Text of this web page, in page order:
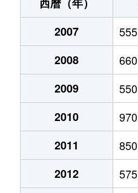
2007
555
2008
660
2009
550
2010
970
2011
850
2012
575